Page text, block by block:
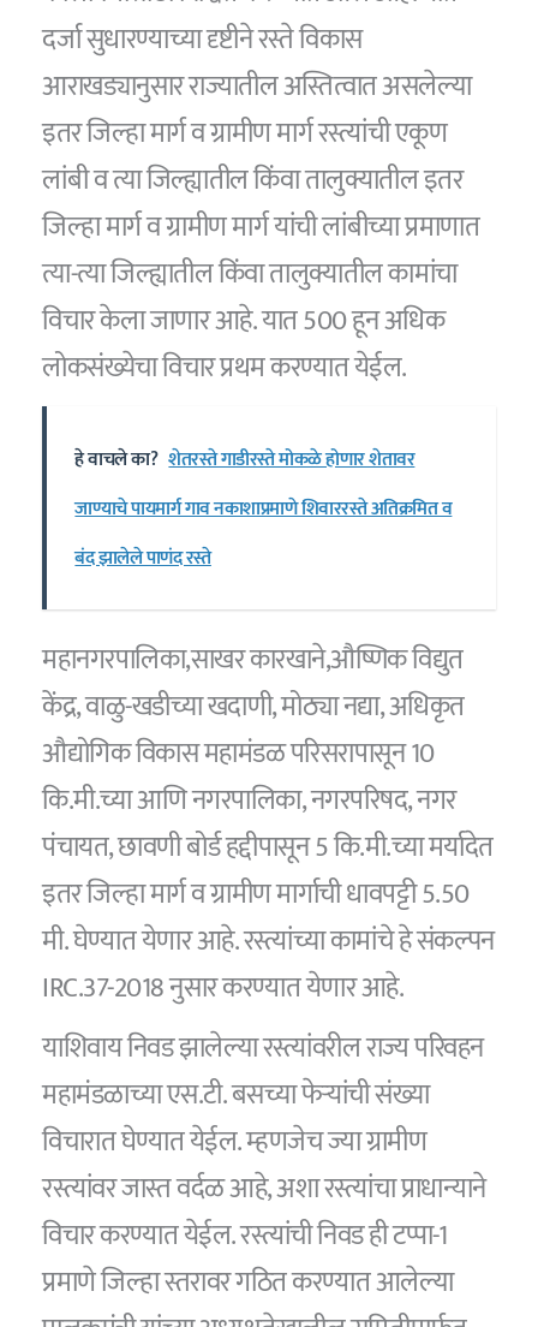
दर्जा सुधारण्याच्या दृष्टीने रस्ते विकास
आराखड्यानुसार राज्यातील अस्तित्वात असलेल्या
इतर जिल्हा मार्ग व ग्रामीण मार्ग रस्त्यांची एकूण
लांबी व त्या जिल्ह्यातील किंवा तालुक्यातील इतर
जिल्हा मार्ग व ग्रामीण मार्ग यांची लांबीच्या प्रमाणात
त्या-त्या जिल्ह्यातील किंवा तालुक्यातील कामांचा
विचार केला जाणार आहे. यात 500 हून अधिक
लोकसंख्येचा विचार प्रथम करण्यात येईल.
हे वाचले का? शेतरस्ते गाडीरस्ते मोकळे होणार शेतावर
जाण्याचे पायमार्ग गाव नकाशाप्रमाणे शिवाररस्ते अतिक्रमित व
बंद झालेले पाणंद रस्ते
महानगरपालिका,साखर कारखाने,औष्णिक विद्युत
केंद्र, वाळु-खडीच्या खदाणी, मोठ्या नद्या, अधिकृत
औद्योगिक विकास महामंडळ परिसरापासून 10
कि.मी.च्या आणि नगरपालिका, नगरपरिषद, नगर
पंचायत, छावणी बोर्ड हद्दीपासून 5 कि.मी.च्या मर्यादेत
इतर जिल्हा मार्ग व ग्रामीण मार्गाची धावपट्टी 5.50
मी. घेण्यात येणार आहे. रस्त्यांच्या कामांचे हे संकल्पन
IRC.37-2018 नुसार करण्यात येणार आहे.
याशिवाय निवड झालेल्या रस्त्यांवरील राज्य परिवहन
महामंडळाच्या एस.टी. बसच्या फेऱ्यांची संख्या
विचारात घेण्यात येईल. म्हणजेच ज्या ग्रामीण
रस्त्यांवर जास्त वर्दळ आहे, अशा रस्त्यांचा प्राधान्याने
विचार करण्यात येईल. रस्त्यांची निवड ही टप्पा-1
प्रमाणे जिल्हा स्तरावर गठित करण्यात आलेल्या